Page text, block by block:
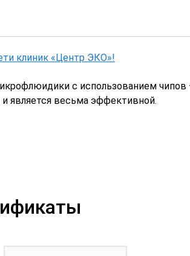
клиник «Центр ЭКО»!
с использованием чипов
является весьма эффективной.